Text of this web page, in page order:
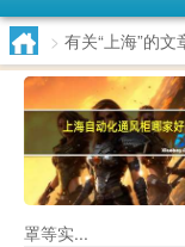
> 有关“上海”的文
罩等实...